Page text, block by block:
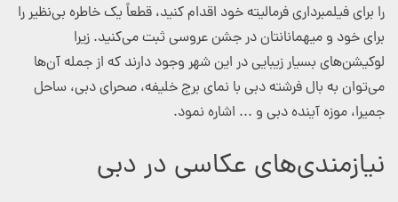
را برای فیلمبرداری فرمالیته خود اقدام کنید، قطعاً یک خاطره بی‌نظیر را
برای خود و میهمانانتان در جشن عروسی ثبت می‌کنید. زیرا
لوکیشن‌های بسیار زیبایی در این شهر وجود دارند که از جمله آن‌ها
می‌توان به بال فرشته دبی با نمای برج خلیفه، صحرای دبی، ساحل
جمیرا، موزه آینده دبی و ... اشاره نمود.
نیازمندی‌های عکاسی در دبی